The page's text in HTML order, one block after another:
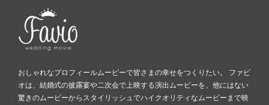
おしゃれなプロフィールムービーで皆さまの幸せをつくりたい。 ファビ
オは、結婚式の披露宴や二次会で上映する演出ムービーを、他にはない
驚きのムービーからスタイリッシュでハイクオリティなムービーまで映